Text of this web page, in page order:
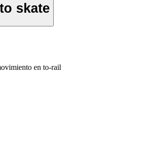
skate
en to-rail